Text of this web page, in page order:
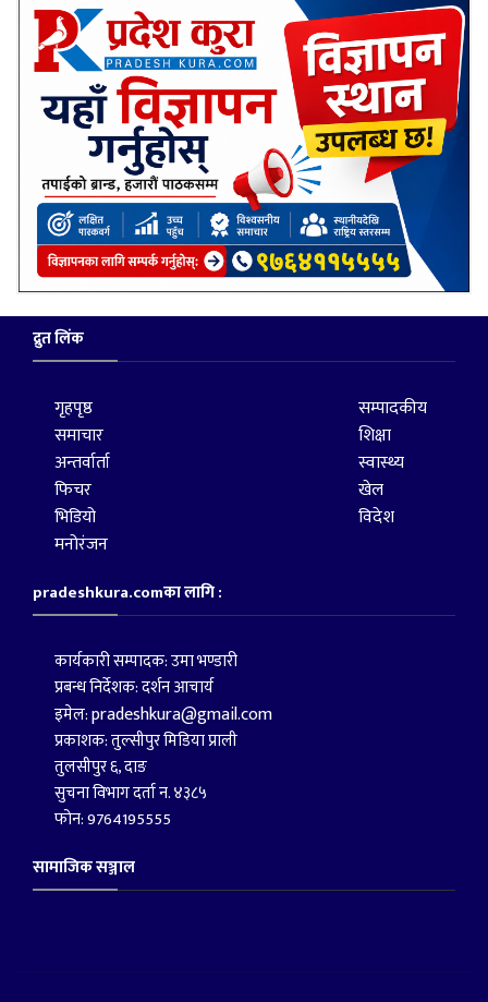
द्रुत लिंक
गृहपृष्ठ
समाचार
अन्तर्वार्ता
फिचर
भिडियो
मनोरंजन
सम्पादकीय
शिक्षा
स्वास्थ्य
खेल
विदेश
pradeshkura.comका लागि :
कार्यकारी सम्पादक: उमा भण्डारी
प्रबन्ध निर्देशक: दर्शन आचार्य
इमेल:pradeshkura@gmail.com
प्रकाशक: तुल्सीपुर मिडिया प्राली
तुलसीपुर ६, दाङ
सुचना विभाग दर्ता न. ४३८५
फोन: 9764195555
सामाजिक सञ्जाल